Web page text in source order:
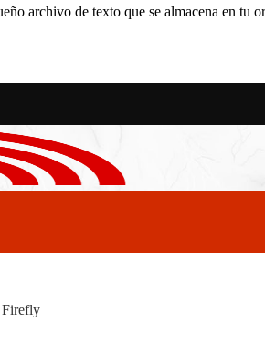
archivo de texto que se almacena en
Firefly